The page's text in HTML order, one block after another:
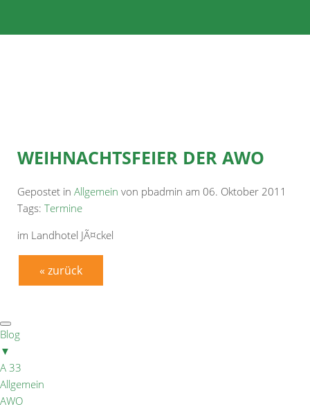
WEIHNACHTSFEIER DER AWO
Gepostet in Allgemein von pbadmin am 06. Oktober 2011
Tags: Termine
im Landhotel JÃ¤ckel
« zurück
Blog
▼
A 33
Allgemein
AWO